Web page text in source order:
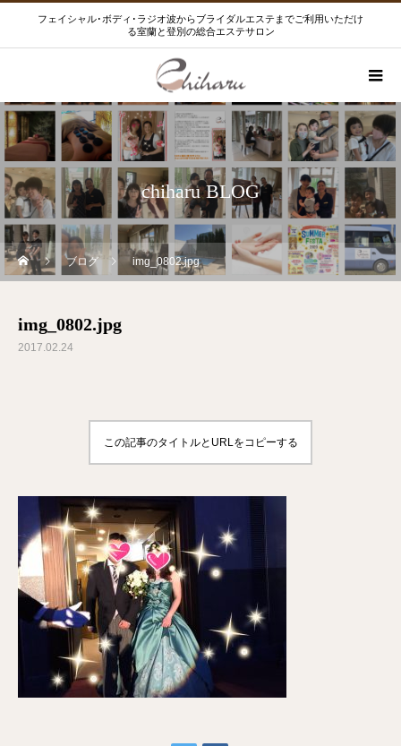
フェイシャル･ボディ･ラジオ波からブライダルエステまでご利用いただけ
る室蘭と登別の総合エステサロン
chiharu BLOG
ブログ img_0802.jpg
img_0802.jpg
2017.02.24
この記事のタイトルとURLをコピーする